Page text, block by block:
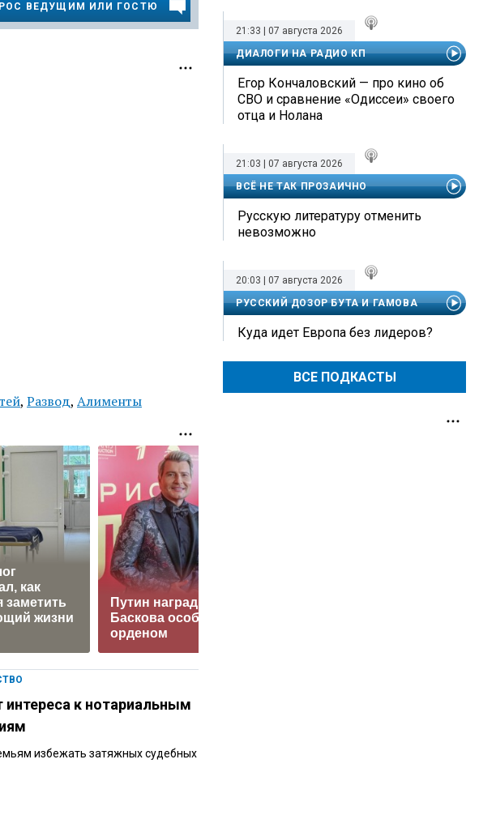
ВЕДУЩИМ ИЛИ ГОСТЮ
, Развод, Алименты
как
заметить
жизни
Путин наградил
Баскова особым
орденом
к нотариальным
избежать затяжных судебных
21:33 | 07 августа 2026
ДИАЛОГИ НА РАДИО КП
Егор Кончаловский — про кино об
СВО и сравнение «Одиссеи» своего
отца и Нолана
21:03 | 07 августа 2026
ВСЁ НЕ ТАК ПРОЗАИЧНО
Русскую литературу отменить
невозможно
20:03 | 07 августа 2026
РУССКИЙ ДОЗОР БУТА И ГАМОВА
Куда идет Европа без лидеров?
ВСЕ ПОДКАСТЫ